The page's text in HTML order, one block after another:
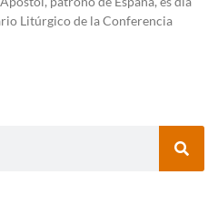
Litúrgico de la Conferencia